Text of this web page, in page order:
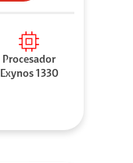
Procesador
Exynos 1330